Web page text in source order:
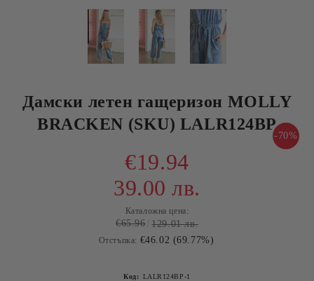
Дамски летен гащеризон MOLLY
BRACKEN (SKU) LALR124BP
-70%
€19.94
39.00 лв.
Каталожна цена:
€65.96 129.01 лв.
Отстъпка: €46.02 (69.77%)
Код: LALR124BP-1